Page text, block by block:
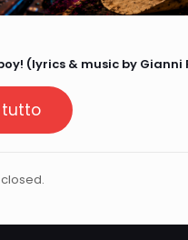
(lyrics & music by Gianni
tutto